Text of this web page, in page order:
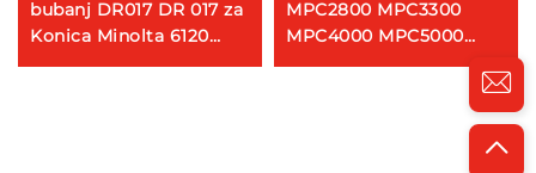
bubanj DR017 DR 017 za
Konica Minolta 6120
6136 Originalni valjak
MPC2800 MPC3300
MPC4000 MPC5000
MPC3500 MPC4500
OPC bubanj OEM Plava